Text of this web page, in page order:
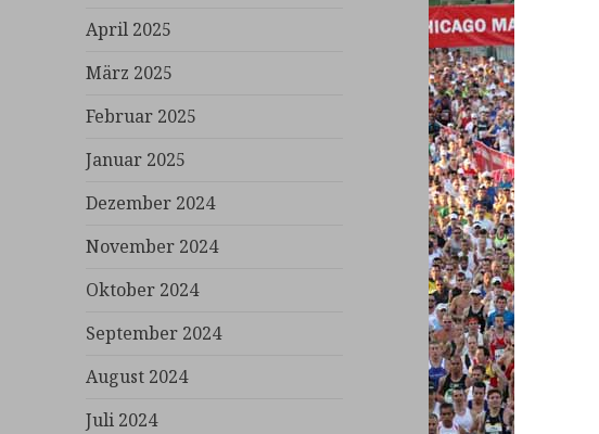
April 2025
März 2025
Februar 2025
Januar 2025
Dezember 2024
November 2024
Oktober 2024
September 2024
August 2024
Juli 2024